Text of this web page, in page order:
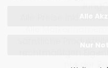
Alle
Nur
Alle Preise inkl.
sämtliche
nur der